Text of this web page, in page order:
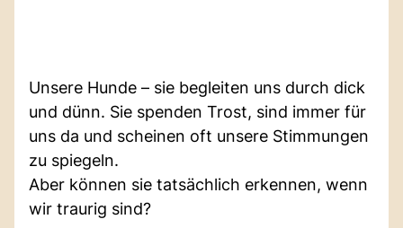
Unsere Hunde – sie begleiten uns durch dick
und dünn. Sie spenden Trost, sind immer für
uns da und scheinen oft unsere Stimmungen
zu spiegeln.
Aber können sie tatsächlich erkennen, wenn
wir traurig sind?